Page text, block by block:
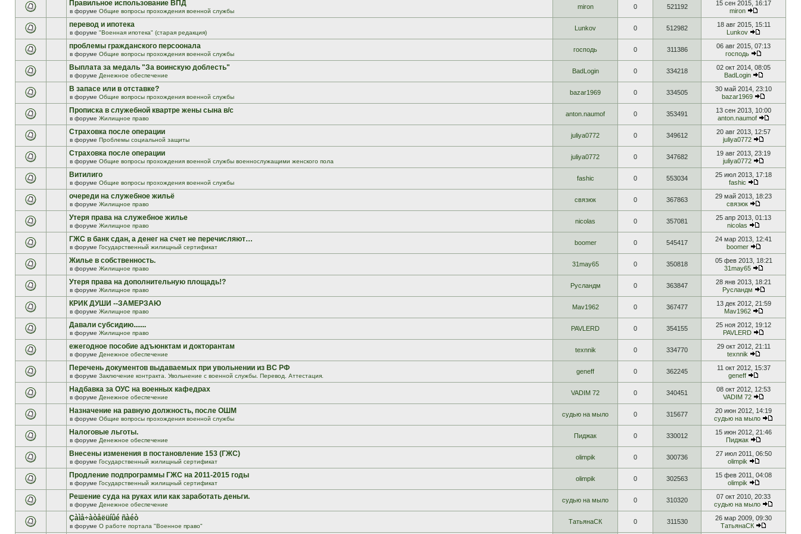
Правильное использование ВПД
в форуме Общие вопросы прохождения военной службы
miron 0 521192
15 сен 2015, 16:17
miron
перевод и ипотека
в форуме "Военная ипотека" (старая редакция)
Lunkov 0 512982
18 авг 2015, 15:11
Lunkov
проблемы гражданского персоонала
в форуме Общие вопросы прохождения военной службы
господь 0 311386
06 авг 2015, 07:13
господь
Выплата за медаль "За воинскую доблесть"
в форуме Денежное обеспечение
BadLogin 0 334218
02 окт 2014, 08:05
BadLogin
В запасе или в отставке?
в форуме Общие вопросы прохождения военной службы
bazar1969 0 334505
30 май 2014, 23:10
bazar1969
Прописка в служебной квартре жены сына в/с
в форуме Жилищное право
anton.naumof 0 353491
13 сен 2013, 10:00
anton.naumof
Страховка после операции
в форуме Проблемы социальной защиты
juliya0772 0 349612
20 авг 2013, 12:57
juliya0772
Страховка после операции
в форуме Общие вопросы прохождения военной службы военнослужащими женского пола
juliya0772 0 347682
19 авг 2013, 23:19
juliya0772
Витилиго
в форуме Общие вопросы прохождения военной службы
fashic 0 553034
25 июл 2013, 17:18
fashic
очереди на служебное жильё
в форуме Жилищное право
связюк 0 367863
29 май 2013, 18:23
связюк
Утеря права на служебное жилье
в форуме Жилищное право
nicolas 0 357081
25 апр 2013, 01:13
nicolas
ГЖС в банк сдан, а денег на счет не перечисляют…
в форуме Государственный жилищный сертификат
boomer 0 545417
24 мар 2013, 12:41
boomer
Жилье в собственность.
в форуме Жилищное право
31may65 0 350818
05 фев 2013, 18:21
31may65
Утеря права на дополнительную площадь!?
в форуме Жилищное право
Русландм 0 363847
28 янв 2013, 18:21
Русландм
КРИК ДУШИ --ЗАМЕРЗАЮ
в форуме Жилищное право
Mav1962 0 367477
13 дек 2012, 21:59
Mav1962
Давали субсидию.......
в форуме Жилищное право
PAVLERD 0 354155
25 ноя 2012, 19:12
PAVLERD
ежегодное пособие адъюнктам и докторантам
в форуме Денежное обеспечение
texnnik 0 334770
29 окт 2012, 21:11
texnnik
Перечень документов выдаваемых при увольнении из ВС РФ
в форуме Заключение контракта. Увольнение с военной службы. Перевод. Аттестация.
geneff 0 362245
11 окт 2012, 15:37
geneff
Надбавка за ОУС на военных кафедрах
в форуме Денежное обеспечение
VADIM 72 0 340451
08 окт 2012, 12:53
VADIM 72
Назначение на равную должность, после ОШМ
в форуме Общие вопросы прохождения военной службы
судью на мыло 0 315677
20 июн 2012, 14:19
судью на мыло
Налоговые льготы.
в форуме Денежное обеспечение
Пиджак 0 330012
15 июн 2012, 21:46
Пиджак
Внесены изменения в постановление 153 (ГЖС)
в форуме Государственный жилищный сертификат
olimpik 0 300736
27 июл 2011, 06:50
olimpik
Продление подпрограммы ГЖС на 2011-2015 годы
в форуме Государственный жилищный сертификат
olimpik 0 302563
15 фев 2011, 04:08
olimpik
Решение суда на руках или как заработать деньги.
в форуме Денежное обеспечение
судью на мыло 0 310320
07 окт 2010, 20:33
судью на мыло
Çàìå÷àòåëüíûé ñàéò
в форуме О работе портала "Военное право"
ТатьянаСК 0 311530
26 мар 2009, 09:30
ТатьянаСК